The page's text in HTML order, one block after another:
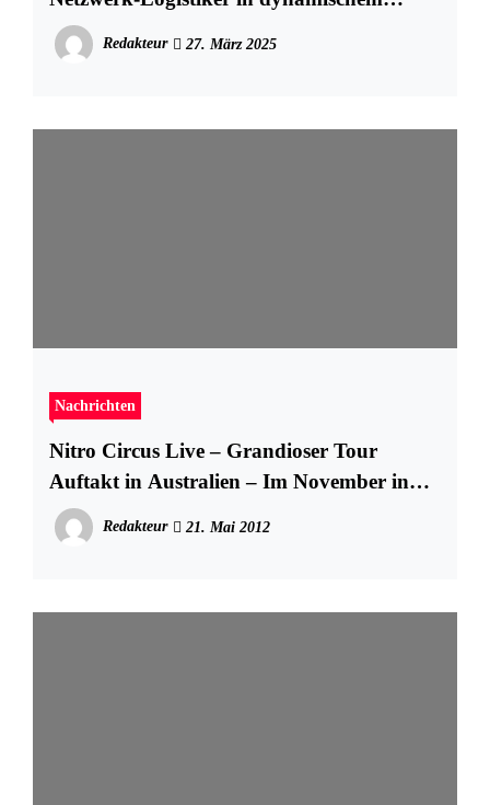
Marktumfeld
Redakteur 27. März 2025
Nachrichten
Nitro Circus Live – Grandioser Tour
Auftakt in Australien – Im November in
Hamburg
Redakteur 21. Mai 2012